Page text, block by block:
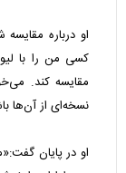
او درباره
کسی من را با
مقایسه کند.
نسخه‌ای از آن‌ها
او در پایان